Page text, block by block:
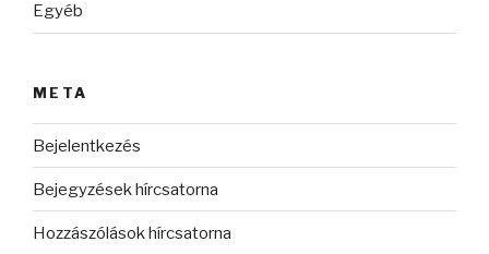
Egyéb
META
Bejelentkezés
Bejegyzések hírcsatorna
Hozzászólások hírcsatorna